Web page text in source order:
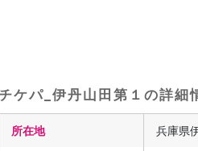
チケパ_伊丹山田第１の詳細
所在地 兵庫県